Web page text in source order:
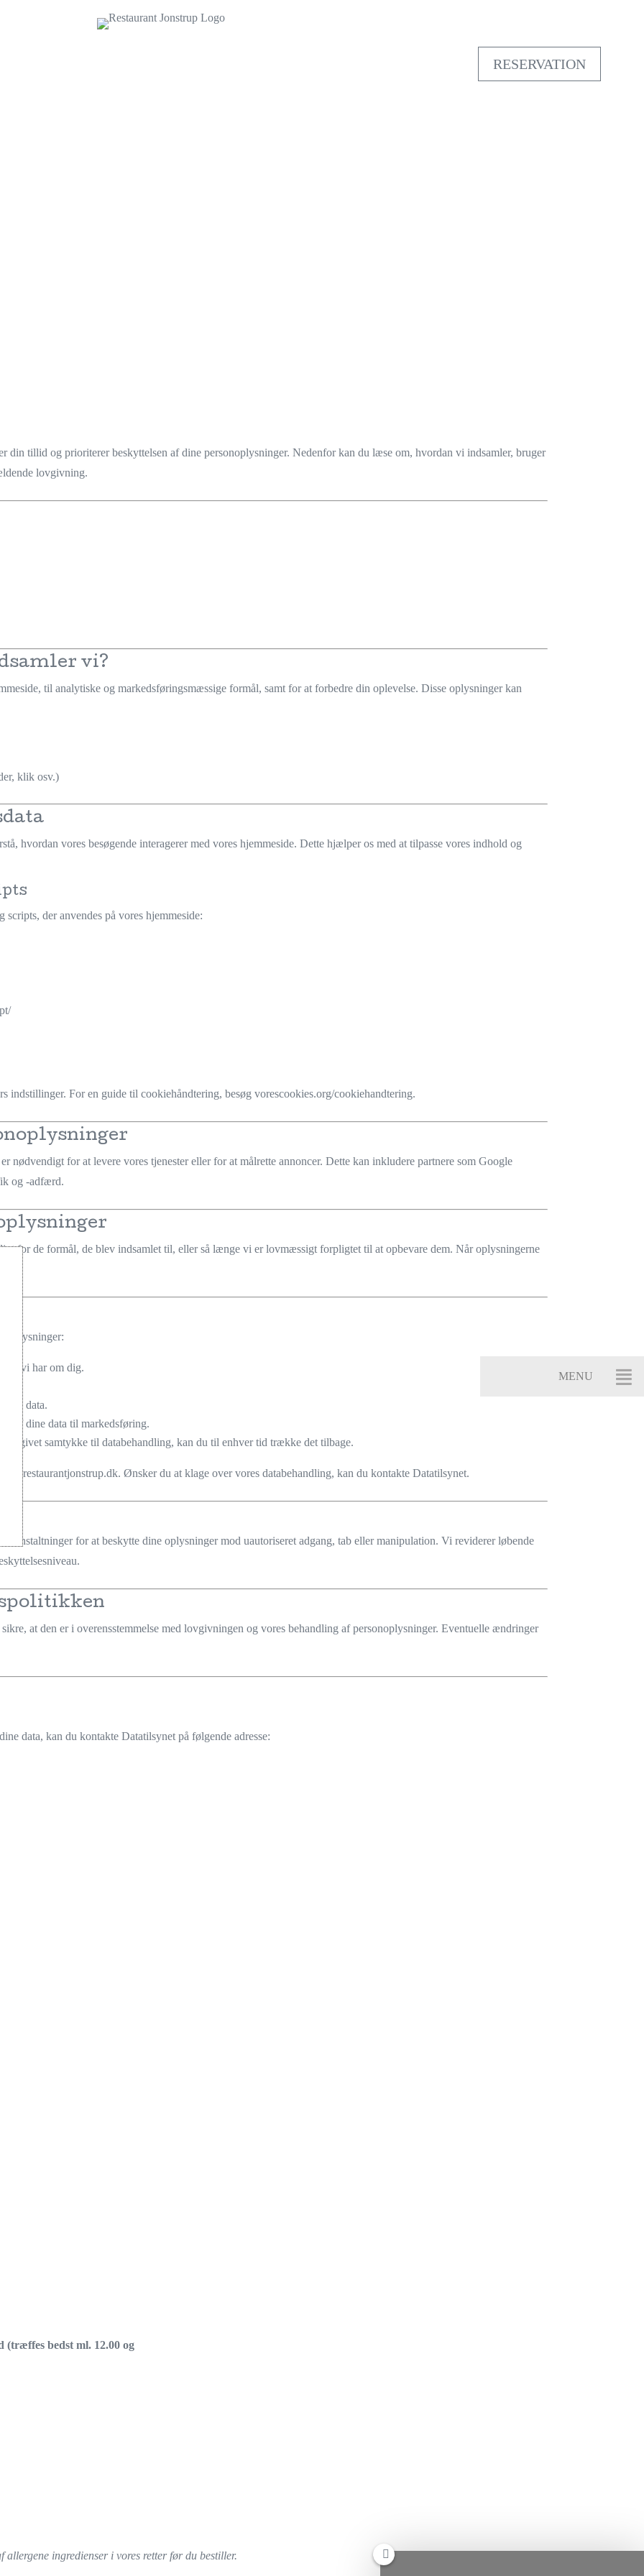
RESERVATION
tillid og prioriterer beskyttelsen af dine personoplysninger. Nedenfor kan du læse om, hvordan vi indsamler, bruger
lovgivning.
vi?
til analytiske og markedsføringsmæssige formål, samt for at forbedre din oplevelse. Disse oplysninger kan
klik osv.)
hvordan vores besøgende interagerer med vores hjemmeside. Dette hjælper os med at tilpasse vores indhold og
der anvendes på vores hjemmeside:
indstillinger. For en guide til cookiehåndtering, besøgvorescookies.org/cookiehandtering.
nødvendigt for at levere vores tjenester eller for at målrette annoncer. Dette kan inkludere partnere som Google
og -adfærd.
for de formål, de blev indsamlet til, eller så længe vi er lovmæssigt forpligtet til at opbevare dem. Når oplysningerne
vi har om dig.
data.
af dine data til markedsføring.
har givet samtykke til databehandling, kan du til enhver tid trække det tilbage.
@restaurantjonstrup.dk. Ønsker du at klage over vores databehandling, kan du kontakte Datatilsynet.
foranstaltninger for at beskytte dine oplysninger mod uautoriseret adgang, tab eller manipulation. Vi reviderer løbende
at den er i overensstemmelse med lovgivningen og vores behandling af personoplysninger. Eventuelle ændringer
data, kan du kontakte Datatilsynet på følgende adresse:
(træffes bedst ml. 12.00 og
ingredienser i vores retter før du bestiller.